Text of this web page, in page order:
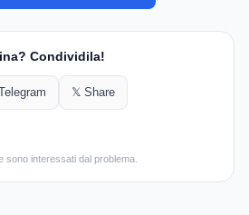
Condividila!
𝕏 Share
sono interessati dal problema.